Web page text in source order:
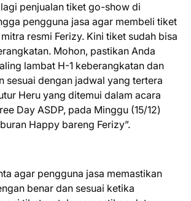
penjualan tiket go-show di
pengguna jasa agar membeli tiket
resmi Ferizy. Kini tiket sudah bisa
Mohon, pastikan Anda
lambat H-1 keberangkatan dan
sesuai dengan jadwal yang tertera
Heru yang ditemui dalam acara
Day ASDP, pada Minggu (15/12)
Happy bareng Ferizy”.
agar pengguna jasa memastikan
benar dan sesuai ketika